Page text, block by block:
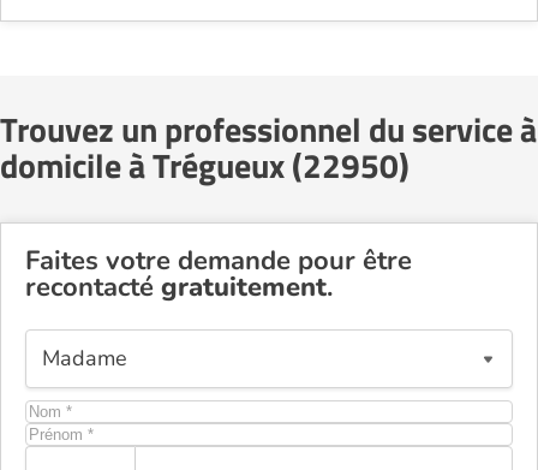
Trouvez un professionnel du service à
domicile à Trégueux (22950)
Faites votre demande pour être
recontacté gratuitement.